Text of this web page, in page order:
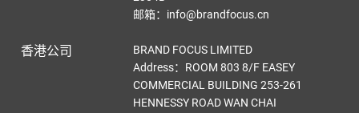
邮箱：info@brandfocus.cn
香港公司
BRAND FOCUS LIMITED
Address：ROOM 803 8/F EASEY
COMMERCIAL BUILDING 253-261
HENNESSY ROAD WAN CHAI